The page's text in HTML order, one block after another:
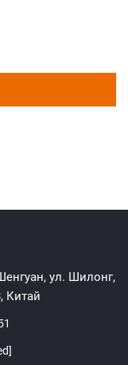
ул. Шилонг,
Китай